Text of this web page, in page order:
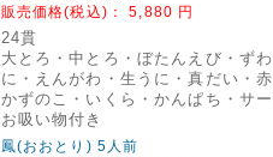
販売価格(税込)：5,880 円
24貫
大とろ・中とろ・ぼたんえび・ず
に・えんがわ・生うに・真だい・赤
かずのこ・いくら・かんぱち・サ
お吸い物付き
鳳(おおとり) 5人前